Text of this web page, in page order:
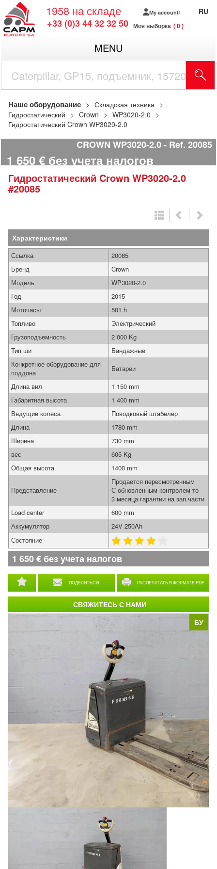
1958 на складе
+33 (0)3 44 32 32 50
My account
Моя выборка 0
RU
MENU
Наше оборудование
Складская техника
Гидростатический
Crown
WP3020-2.0
Гидростатический Crown WP3020-2.0
CROWN WP3020-2.0 Ref. 20085
1 650 € без учета налогов
Гидростатический Crown WP3020-2.0
#20085
БУ
Характеристики
ПОДЕЛИТЬСЯ РАСПЕЧАТАТЬ В ФОРМАТЕ PDF
Ссылка
20085
Бренд
Crown
Модель
WP3020-2.0
Год
2015
Моточасы
501 h
Топливо
Электрический
Грузоподъемность
2 000 Kg
Тип ши
Бандажные
Конкретное оборудование для
поддона
Батареи
Длина вил
1 150 mm
Габаритная высота
1 400 mm
Ведущие колеса
Поводковый штабелёр
Длина
1780 mm
Ширина
730 mm
вес
605 Kg
Общая высота
1400 mm
Представление
Продается пересмотренным
С обновленным контролем то
3 месяца гарантии на зап.части
Load center
600 mm
Аккумулятор
24V 250Ah
Состояние
1 650€ без учета налогов
СВЯЖИТЕСЬ С НАМИ